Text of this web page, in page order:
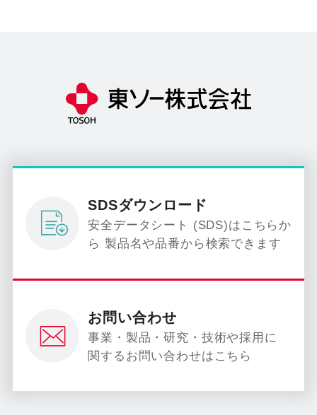
SDSダウンロード
安全データシート (SDS)はこちらか
ら 製品名や品番から検索できます
お問い合わせ
事業・製品・研究・技術や採用に
関するお問い合わせはこちら